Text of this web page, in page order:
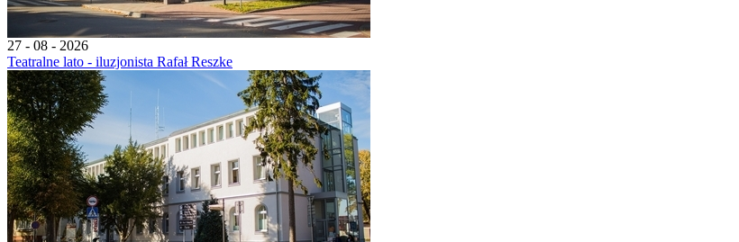
27 - 08 - 2026
Teatralne lato - iluzjonista Rafał Reszke